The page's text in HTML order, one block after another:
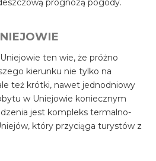
prognozą pogody.
ten wie, że próżno
kierunku nie tylko na
też krótki, nawet jednodniowy
w Uniejowie koniecznym
jest kompleks termalno-
który przyciąga turystów z